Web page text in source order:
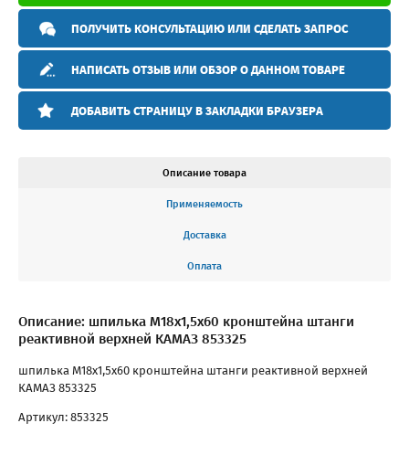
ПОЛУЧИТЬ КОНСУЛЬТАЦИЮ ИЛИ СДЕЛАТЬ ЗАПРОС
НАПИСАТЬ ОТЗЫВ ИЛИ ОБЗОР О ДАННОМ ТОВАРЕ
ДОБАВИТЬ СТРАНИЦУ В ЗАКЛАДКИ БРАУЗЕРА
Описание товара
Применяемость
Доставка
Оплата
Описание: шпилька М18х1,5х60 кронштейна штанги
реактивной верхней КАМАЗ 853325
шпилька М18х1,5х60 кронштейна штанги реактивной верхней
КАМАЗ 853325
Артикул: 853325